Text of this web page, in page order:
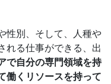
性別、そして、人種や
れる仕事ができる、出
で自分の専門領域を持
働くリソースを持って